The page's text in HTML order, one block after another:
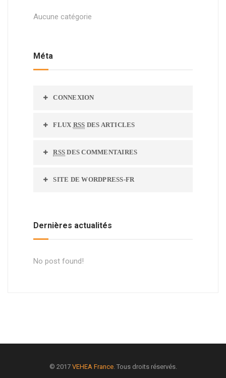
Aucune catégorie
Méta
CONNEXION
FLUX RSS DES ARTICLES
RSS DES COMMENTAIRES
SITE DE WORDPRESS-FR
Dernières actualités
No post found!
© 2017 VEHEA France. Tous droits réservés.